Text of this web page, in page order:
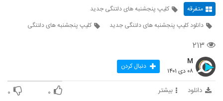
متفرقه
کلیپ پنجشنبه های دلتنگی جدید
دانلود کلیپ پنجشنبه های دلتنگی جدید
کلیپ پنجشنبه های دلتنگی
۲۱۳
M
۰۸ دی ۱۴۰۱ دنبال کردن
دانلود بیشتر ۰ ۰